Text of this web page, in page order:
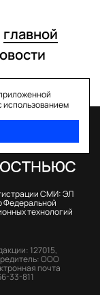
главной
использованием
СМИ: ЭЛ
Федеральной
технологий
127015,
ООО
почта
33-811